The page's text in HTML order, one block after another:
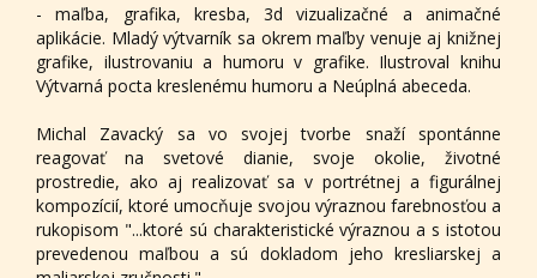
- maľba, grafika, kresba, 3d vizualizačné a animačné
aplikácie. Mladý výtvarník sa okrem maľby venuje aj knižnej
grafike, ilustrovaniu a humoru v grafike. Ilustroval knihu
Výtvarná pocta kreslenému humoru a Neúplná abeceda.
Michal Zavacký sa vo svojej tvorbe snaží spontánne
reagovať na svetové dianie, svoje okolie, životné
prostredie, ako aj realizovať sa v portrétnej a figurálnej
kompozícií, ktoré umocňuje svojou výraznou farebnosťou a
rukopisom "...ktoré sú charakteristické výraznou a s istotou
prevedenou maľbou a sú dokladom jeho kresliarskej a